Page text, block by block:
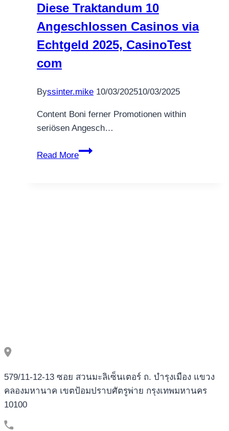
och
möjliga
risker
Diese Traktandum 10
Angeschlossen Casinos via
Echtgeld 2025, CasinoTest
com
Byssinter.mike 10/03/202510/03/2025
Content Boni ferner Promotionen within
seriösen Angesch…
Read More
Diese
579/11-12-13 ซอย สวนมะลิเซ็นเตอร์ ถ. บำรุงเมือง แขวง
คลองมหานาค เขตป้อมปราบศัตรูพ่าย กรุงเทพมหานคร
10100